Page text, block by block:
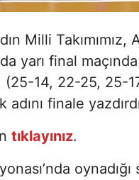
Milli Takımımız,
yarı final maçında
(25-14, 22-25, 25-
finale
tıklayınız.
oynadığı